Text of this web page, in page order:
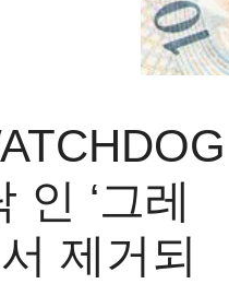
인 ‘그레
제거되